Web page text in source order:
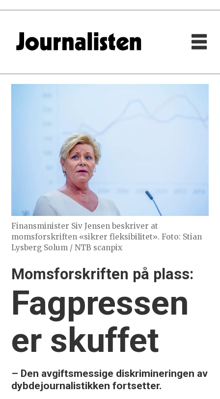
Finansminister Siv Jensen beskriver at
momsforskriften «sikrer fleksibilitet». Foto: Stian
Lysberg Solum / NTB scanpix
Momsforskriften på plass:
Fagpressen
er skuffet
– Den avgiftsmessige diskrimineringen av
dybdejournalistikken fortsetter.